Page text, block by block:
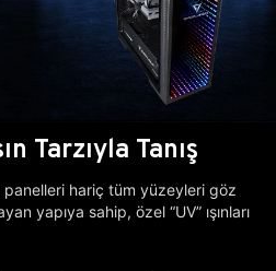
Tarzıyla Tanış
panelleri hariç tüm yüzeyleri göz
yapıya sahip, özel “UV” ışınları